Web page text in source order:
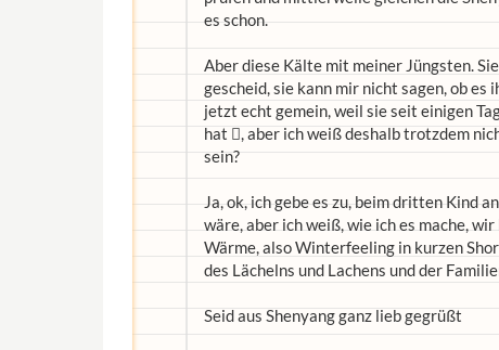
es schon.
Aber diese Kälte mit meiner Jüngsten.
gescheid, sie kann mir nicht sagen, ob es
jetzt echt gemein, weil sie seit einigen
hat , aber ich weiß deshalb trotzdem
sein?
Ja, ok, ich gebe es zu, beim dritten Kind
wäre, aber ich weiß, wie ich es mache,
Wärme, also Winterfeeling in kurzen
des Lächelns und Lachens und der
Seid aus Shenyang ganz lieb gegrüßt